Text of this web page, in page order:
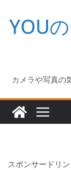
キ
YOU
カメラや写真の
スポンサードリ